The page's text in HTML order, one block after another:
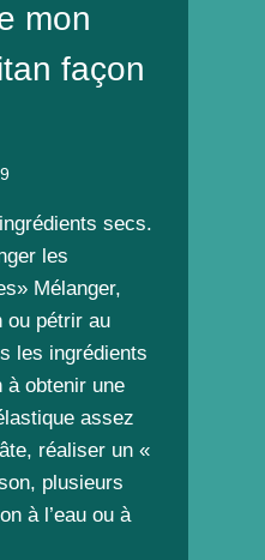
mon
façon
secs.
les
Mélanger,
ou pétrir au
les ingrédients
à obtenir une
assez
réaliser un «
plusieurs
à l’eau ou à